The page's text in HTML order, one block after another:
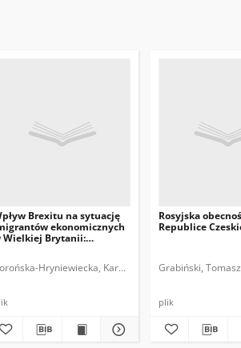
Brexitu na sytuację
ekonomicznych
Wielkiej Brytanii:
Hryniewiecka, Karolina.
Rosyjska
Republice
Grabiński,
plik